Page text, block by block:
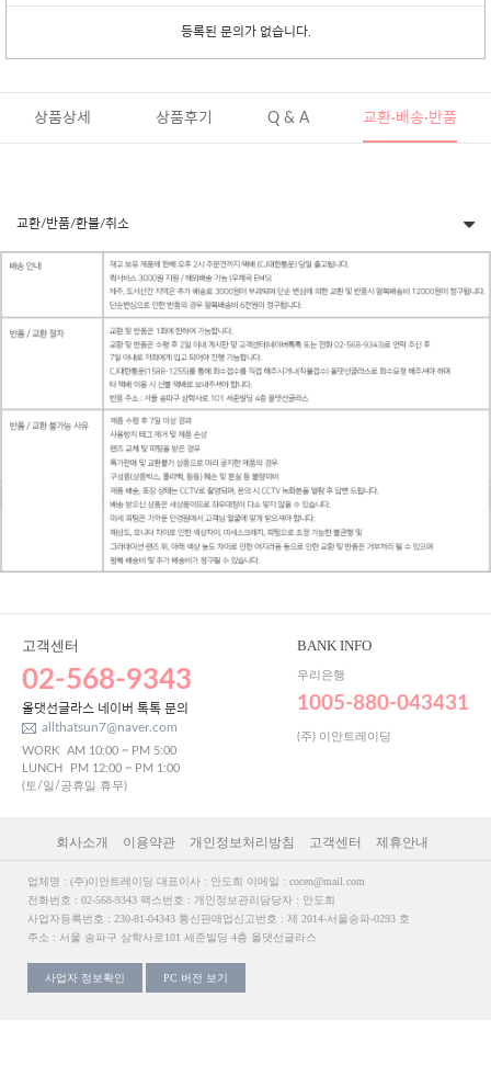
등록된 문의가 없습니다.
상품상세 상품후기 Q & A 교환·배송·반품
교환/반품/환불/취소
고객센터
02-568-9343
올댓선글라스 네이버 톡톡 문의
allthatsun7@naver.com
WORK
AM 10:00 ~ PM 5:00
LUNCH
PM 12:00 ~ PM 1:00
(토/일/공휴일 휴무)
BANK INFO
우리은행
1005-880-043431
(주) 이안트레이딩
회사소개 이용약관 개인정보처리방침 고객센터 제휴안내
업체명 : (주)이안트레이딩 대표이사 : 안도희 이메일 : cocen@mail.com
전화번호 : 02-568-9343 팩스번호 : 개인정보관리담당자 : 안도희
사업자등록번호 : 230-81-04343 통신판매업신고번호 : 제 2014-서울송파-0293 호
주소 : 서울 송파구 삼학사로101 세준빌딩 4층 올댓선글라스
사업자 정보확인 PC 버전 보기